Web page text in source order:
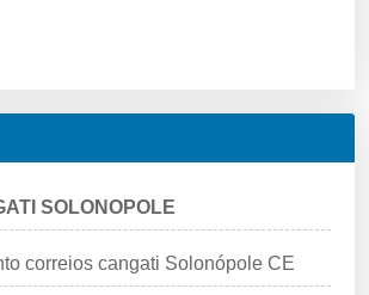
SOLONOPOLE
correios cangati Solonópole CE